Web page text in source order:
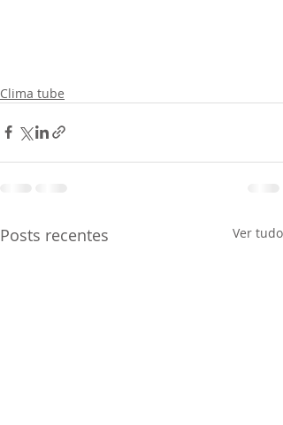
Clima tube
Posts recentes Ver tudo